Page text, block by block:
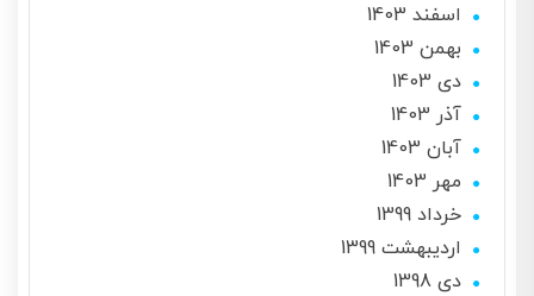
اسفند 1403
بهمن 1403
دی 1403
آذر 1403
آبان 1403
مهر 1403
خرداد 1399
ارديبهشت 1399
دی 1398